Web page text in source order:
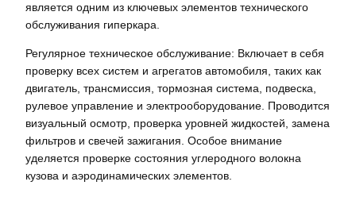
является одним из ключевых элементов технического
обслуживания гиперкара.
Регулярное техническое обслуживание: Включает в себя
проверку всех систем и агрегатов автомобиля, таких как
двигатель, трансмиссия, тормозная система, подвеска,
рулевое управление и электрооборудование. Проводится
визуальный осмотр, проверка уровней жидкостей, замена
фильтров и свечей зажигания. Особое внимание
уделяется проверке состояния углеродного волокна
кузова и аэродинамических элементов.